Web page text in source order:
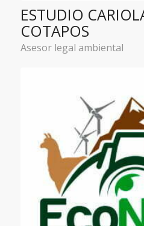
ESTUDIO
COTAPOS
Asesor legal ambiental